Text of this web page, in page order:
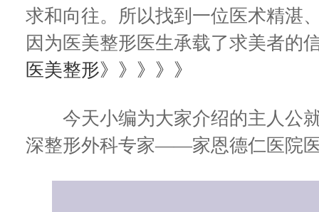
求和向往。所以找到一位医术精湛
因为医美整形医生承载了求美者的
医美整形》》》》》
今天小编为大家介绍的主人公就
深整形外科专家——家恩德仁医院